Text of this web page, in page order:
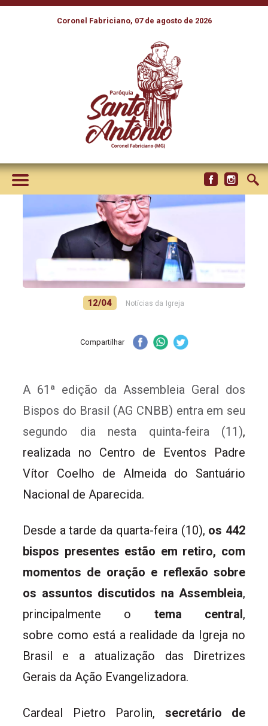
Coronel Fabriciano, 07 de agosto de 2026
CARDEAL PAROLIN FALA
SOBRE A ORAÇÃO SINODAL
DOS BISPOS
12/04 Notícias da Igreja
Compartilhar
A 61ª edição da Assembleia Geral dos
Bispos do Brasil (AG CNBB) entra em seu
segundo dia nesta quinta-feira (11),
realizada no Centro de Eventos Padre
Vítor Coelho de Almeida do Santuário
Nacional de Aparecida.
Desde a tarde da quarta-feira (10), os 442
bispos presentes estão em retiro, com
momentos de oração e reflexão sobre
os assuntos discutidos na Assembleia,
principalmente o tema central,
sobre como está a realidade da Igreja no
Brasil e a atualização das Diretrizes
Gerais da Ação Evangelizadora.
Cardeal Pietro Parolin, secretário de